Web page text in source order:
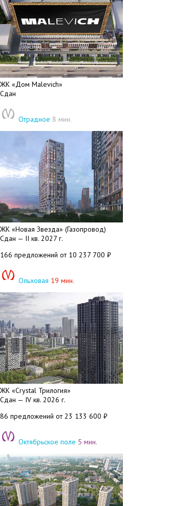
ЖК «Дом Malevich»
Сдан
Отрадное 8 мин.
ЖК «Новая Звезда» (Газопровод)
Сдан — II кв. 2027 г.
166 предложений от 10 237 700 ₽
Ольховая 19 мин.
ЖК «Crystal Трилогия»
Сдан — IV кв. 2026 г.
86 предложений от 23 133 600 ₽
Октябрьское поле 5 мин.